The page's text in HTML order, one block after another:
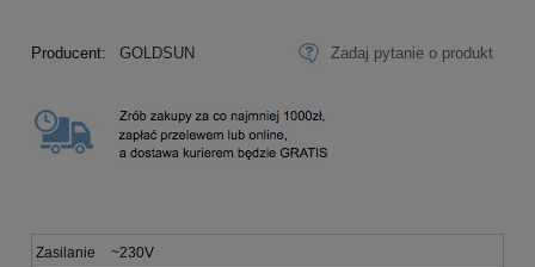
Producent: GOLDSUN Zadaj pytanie o produkt
Zasilanie ~230V